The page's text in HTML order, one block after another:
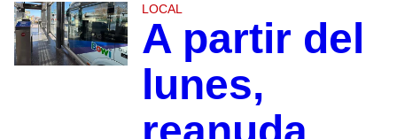
LOCAL
A partir del
lunes,